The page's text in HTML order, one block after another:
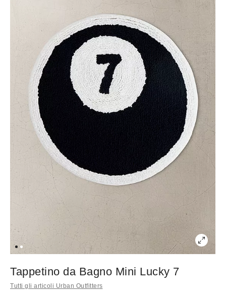
Tappetino da Bagno Mini Lucky 7
Tutti gli articoli Urban Outfitters